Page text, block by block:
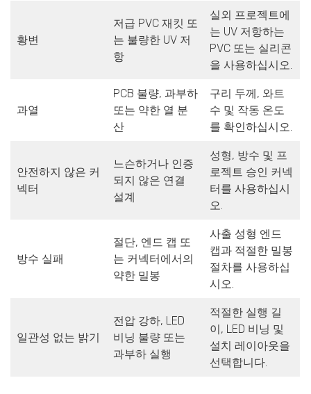
황변
저급 PVC 재킷 또
는 불량한 UV 저
항
실외 프로젝트에
는 UV 저항하는
PVC 또는 실리콘
을 사용하십시오.
과열
PCB 불량, 과부하
또는 약한 열 분
산
구리 두께, 와트
수 및 작동 온도
를 확인하십시오.
안전하지 않은 커
넥터
느슨하거나 인증
되지 않은 연결
설계
성형, 방수 및 프
로젝트 승인 커넥
터를 사용하십시
오.
방수 실패
절단, 엔드 캡 또
는 커넥터에서의
약한 밀봉
사출 성형 엔드
캡과 적절한 밀봉
절차를 사용하십
시오.
일관성 없는 밝기
전압 강하, LED
비닝 불량 또는
과부하 실행
적절한 실행 길
이, LED 비닝 및
설치 레이아웃을
선택합니다.